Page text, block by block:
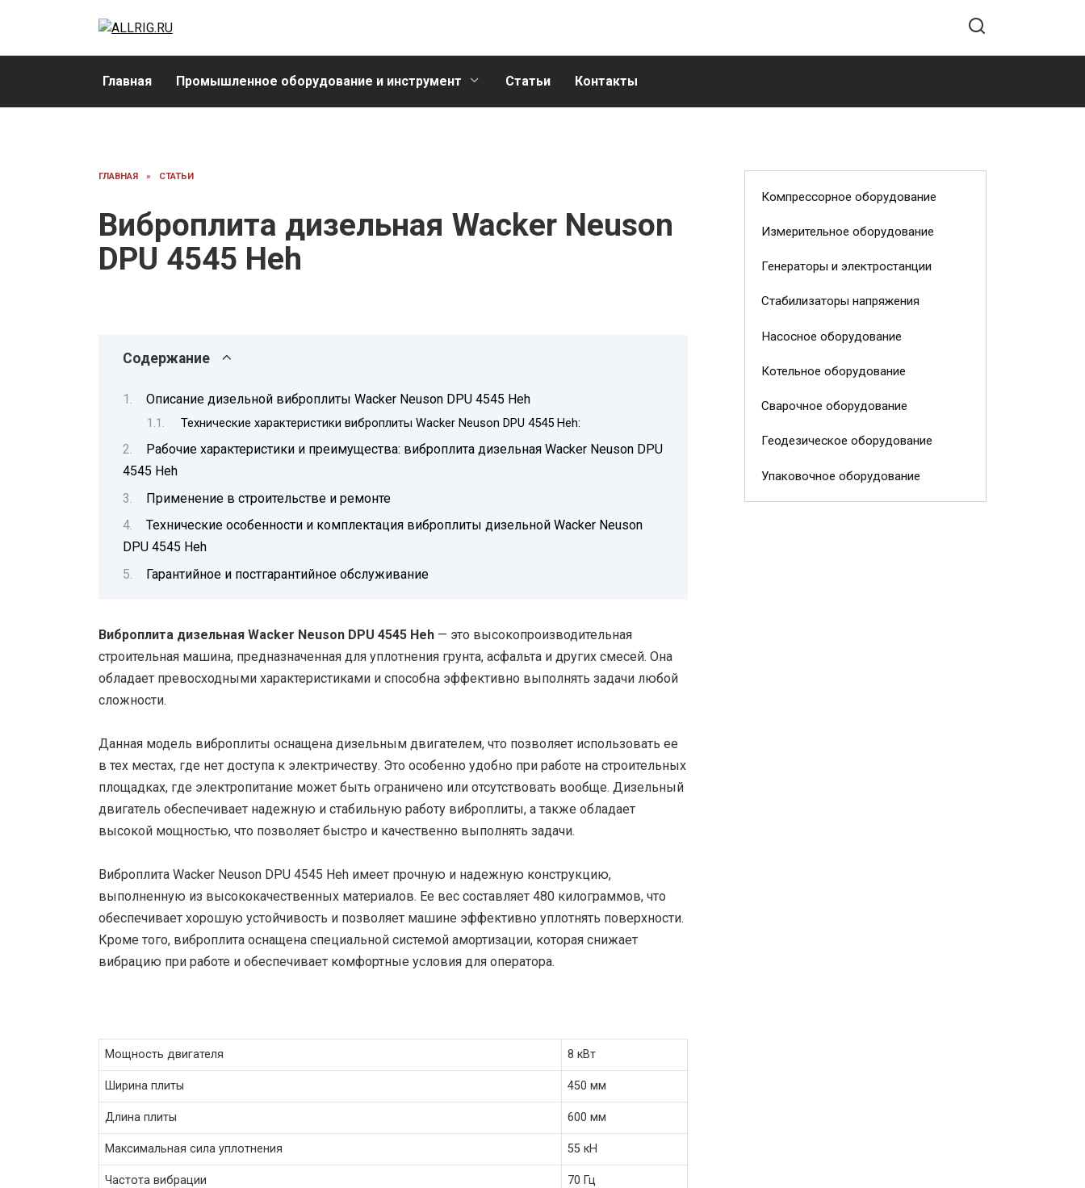
Главная Промышленное оборудование и инструмент Статьи Контакты
ГЛАВНАЯ » СТАТЬИ
Виброплита дизельная Wacker Neuson
DPU 4545 Heh
Содержание
Описание дизельной виброплиты Wacker Neuson DPU 4545 Heh
Технические характеристики виброплиты Wacker Neuson DPU 4545 Heh:
Рабочие характеристики и преимущества: виброплита дизельная Wacker Neuson DPU
4545 Heh
Применение в строительстве и ремонте
Технические особенности и комплектация виброплиты дизельной Wacker Neuson
DPU 4545 Heh
Гарантийное и постгарантийное обслуживание
Виброплита дизельная Wacker Neuson DPU 4545 Heh — это высокопроизводительная
строительная машина, предназначенная для уплотнения грунта, асфальта и других смесей. Она
обладает превосходными характеристиками и способна эффективно выполнять задачи любой
сложности.
Данная модель виброплиты оснащена дизельным двигателем, что позволяет использовать ее
в тех местах, где нет доступа к электричеству. Это особенно удобно при работе на строительных
площадках, где электропитание может быть ограничено или отсутствовать вообще. Дизельный
двигатель обеспечивает надежную и стабильную работу виброплиты, а также обладает
высокой мощностью, что позволяет быстро и качественно выполнять задачи.
Виброплита Wacker Neuson DPU 4545 Heh имеет прочную и надежную конструкцию,
выполненную из высококачественных материалов. Ее вес составляет 480 килограммов, что
обеспечивает хорошую устойчивость и позволяет машине эффективно уплотнять поверхности.
Кроме того, виброплита оснащена специальной системой амортизации, которая снижает
вибрацию при работе и обеспечивает комфортные условия для оператора.
Мощность двигателя 8 кВт
Ширина плиты 450 мм
Длина плиты 600 мм
Максимальная сила уплотнения 55 кН
Частота вибрации 70 Гц
Компрессорное оборудование
Измерительное оборудование
Генераторы и электростанции
Стабилизаторы напряжения
Насосное оборудование
Котельное оборудование
Сварочное оборудование
Геодезическое оборудование
Упаковочное оборудование